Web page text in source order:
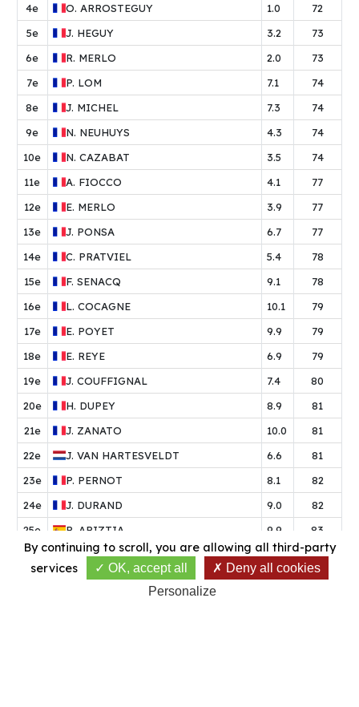
4e
O. ARROSTEGUY 1.0
72
5e
J. HEGUY 3.2
73
6e
R. MERLO 2.0
73
7e
P. LOM 7.1
74
8e
J. MICHEL 7.3
74
9e
N. NEUHUYS 4.3
74
10e
N. CAZABAT 3.5
74
11e
A. FIOCCO 4.1
77
12e
E. MERLO 3.9
77
13e
J. PONSA 6.7
77
14e
C. PRATVIEL 5.4
78
15e
F. SENACQ 9.1
78
16e
L. COCAGNE 10.1
79
17e
E. POYET 9.9
79
18e
E. REYE 6.9
79
19e
J. COUFFIGNAL 7.4
80
20e
H. DUPEY 8.9
81
21e
J. ZANATO 10.0
81
22e
J. VAN HARTESVELDT 6.6
81
23e
P. PERNOT 8.1
82
24e
J. DURAND 9.0
82
25e
R. ARIZTIA 9.9
83
26e
R. RODRIGUEZ 9.4
83
GASNE 7.2
84
By continuing to scroll, you are allowing all third-party
services
OK, accept all
Deny all cookies
Personalize